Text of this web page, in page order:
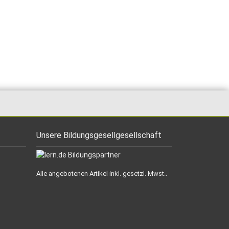
Unsere Bildungsgesellgesellschaft
Alle angebotenen Artikel inkl. gesetzl. Mwst..